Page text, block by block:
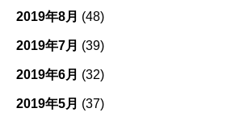
2019年8月 (48)
2019年7月 (39)
2019年6月 (32)
2019年5月 (37)